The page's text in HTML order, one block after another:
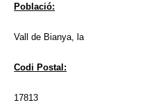
Població:
Vall de Bianya, la
Codi Postal:
17813